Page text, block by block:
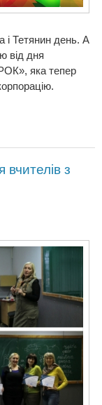
і Тетянин день. А
від дня
яка тепер
з